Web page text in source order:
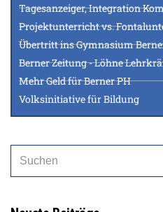
Tagesanzeiger, Integration
Projektunterricht vs.
Übertritt ins Gymnasium
Berner Zeitung - Löhne
Mehr Geld für Berner PH
Volksinitiative für Bildung